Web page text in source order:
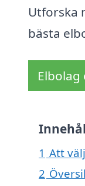
Utforska
bästa
1 Att
2